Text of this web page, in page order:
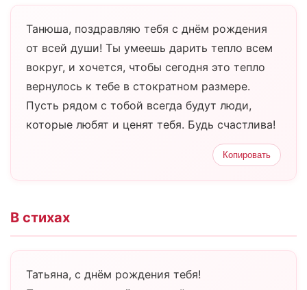
Танюша, поздравляю тебя с днём рождения
от всей души! Ты умеешь дарить тепло всем
вокруг, и хочется, чтобы сегодня это тепло
вернулось к тебе в стократном размере.
Пусть рядом с тобой всегда будут люди,
которые любят и ценят тебя. Будь счастлива!
Копировать
В стихах
Татьяна, с днём рождения тебя!